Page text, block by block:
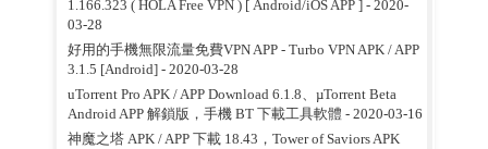
1.166.323 ( HOLA Free VPN ) [ Android/iOS APP ]- 2020-
03-28
好用的手機無限流量免費VPN APP - Turbo VPN APK / APP
3.1.5 [Android]- 2020-03-28
uTorrent Pro APK / APP Download 6.1.8、µTorrent Beta
Android APP 解鎖版，手機 BT 下載工具軟體 - 2020-03-16
神魔之塔 APK / APP 下載 18.43，Tower of Saviors APK